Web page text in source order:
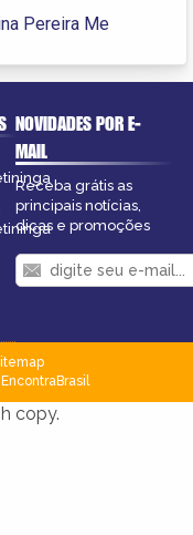
Pereira Me
NOVIDADES POR E-
MAIL
Receba grátis as
principais notícias,
dicas e promoções
copy.